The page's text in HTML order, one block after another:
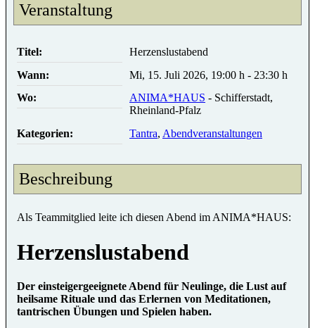
Veranstaltung
Titel:
Herzenslustabend
Wann:
Mi, 15. Juli 2026, 19:00 h - 23:30 h
Wo:
ANIMA*HAUS - Schifferstadt,
Rheinland-Pfalz
Kategorien:
Tantra, Abendveranstaltungen
Beschreibung
Als Teammitglied leite ich diesen Abend im ANIMA*HAUS:
Herzenslustabend
Der einsteigergeeignete Abend für Neulinge, die Lust auf
heilsame Rituale und das Erlernen von Meditationen,
tantrischen Übungen und Spielen haben.